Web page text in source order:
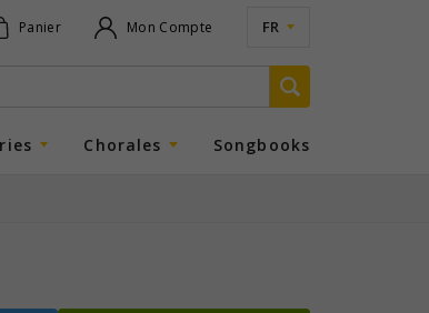
Panier Mon Compte FR
Chorales Songbooks